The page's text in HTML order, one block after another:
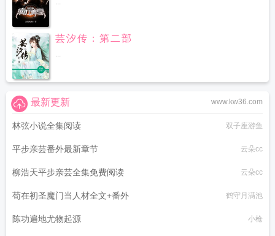
...
芸汐传：第二部
...
www.kw36.com
最新更新
林弦小说全集阅读 双子座游鱼
平步亲芸番外最新章节 云朵cc
柳浩天平步亲芸全集免费阅读 云朵cc
苟在初圣魔门当人材全文+番外 鹤守月满池
陈功遍地尤物起源 小枪